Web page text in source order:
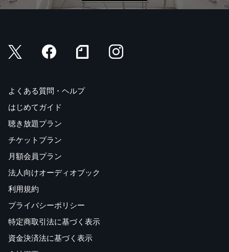
よくある質問・ヘルプ
はじめてガイド
聴き放題プラン
チケットプラン
月額会員プラン
法人向けオーディオブック
利用規約
プライバシーポリシー
特定商取引法に基づく表示
資金決済法に基づく表示